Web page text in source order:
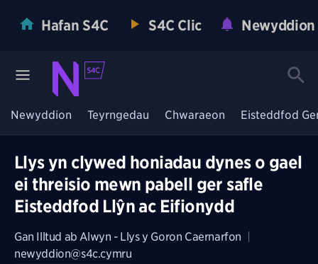
Hafan S4C S4C Clic Newyddion
Newyddion Teyrngedau Chwaraeon Eisteddfod
Llys yn clywed honiadau dynes o gael
ei threisio mewn pabell ger safle
Eisteddfod Llŷn ac Eifionydd
Gan Illtud ab Alwyn - Llys y Goron Caernarfon
newyddion@s4c.cymru